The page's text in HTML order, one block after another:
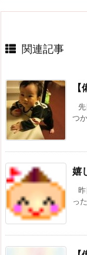
関連記事
つ
嬉
っ